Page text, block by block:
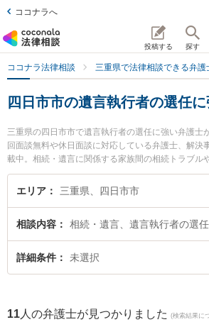
ココナラへ
投稿する 探す
ココナラ法律相談 三重県で法律相談できる弁護
四日市市の遺言執行者の選任
三重県の四日市市で遺言執行者の選任に強い弁護士
回面談無料や休日面談に対応している弁護士、解決
載中。相続・遺言に関係する家族間の相続トラブル
等の細かな分野での絞り込み検索もでき便利です。
所 四日市オフィスの姜 成真弁護士や杉岡法律事務
トラブルを今すぐに弁護士に相談したい』『遺言執
の実績豊富な近くの弁護士を検索したい』『初回相
を法律相談できる四日市市内の弁護士に相談予約し
エリア 三重県、四日市市
相談内容 相続・遺言、遺言執行者の選任
詳細条件 未選択
11 人の弁護士が見つかりました (検索結果に